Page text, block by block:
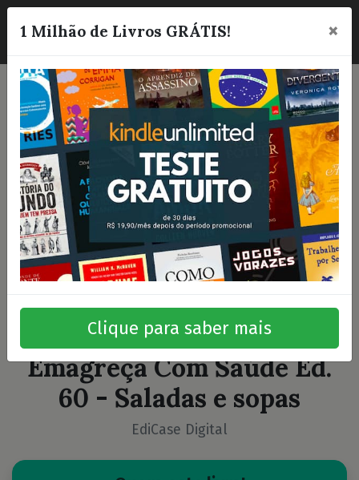
☰
Emagreça Com Saúde Ed.
60 - Saladas e sopas
EdiCase Digital
1 Milhão de Livros GRÁTIS! ×
Clique para saber mais